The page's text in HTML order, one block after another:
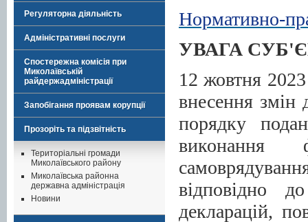
Регуляторна діяльність
Адміністративні послуги
Спостережна комісія при
Миколаївській
райдержадміністрації
Запобігання проявам корупції
Прозоріть та підзвітність
Територіальні громади
Миколаївського району
Миколаївська районна
державна адміністрація
Новини
Нормативно-
УВАГА
12 жовтня
внесення змін
порядку
виконання
відповідно
декларацій,